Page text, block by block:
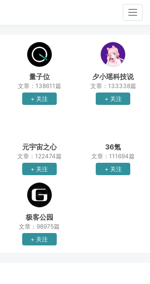
量子位
文章：138611篇
+ 关注
夕小瑶科技说
文章：133338篇
+ 关注
元宇宙之心
文章：122474篇
+ 关注
36氪
文章：111694篇
+ 关注
极客公园
文章：98975篇
+ 关注